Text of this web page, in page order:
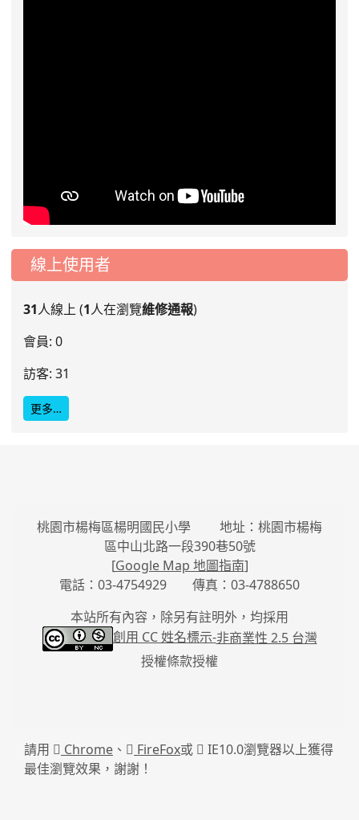
線上使用者
31人線上 (1人在瀏覽維修通報)
會員: 0
訪客: 31
更多…
桃園市楊梅區楊明國民小學 地址：桃園市楊梅
區中山北路一段390巷50號
[Google Map 地圖指南]
電話：03-4754929 傳真：03-4788650
本站所有內容，除另有註明外，均採用
創用 CC 姓名標示-非商業性 2.5 台灣
授權條款授權
請用 Chrome 、 FireFox或
IE10.0瀏覽器以上獲得
最佳瀏覽效果，謝謝！